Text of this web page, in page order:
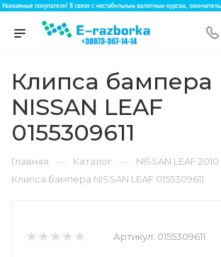
Клипса бампера
NISSAN LEAF
0155309611
Главная — Каталог — NISSAN LEAF 2010
Клипса бампера NISSAN LEAF 0155309611
Артикул: 0155309611